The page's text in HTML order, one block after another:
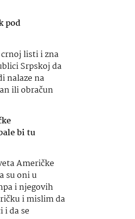
pod
listi i zna
Srpskoj da
nalaze na
ili obračun
bi tu
Američke
su oni u
i njegovih
i mislim da
da se